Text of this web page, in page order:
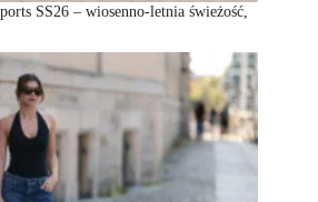
SS26 – wiosenno-letnia świeżość,